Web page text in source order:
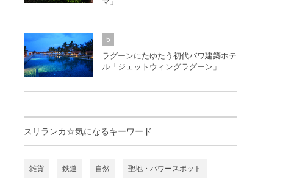
5
ラグーンにたゆたう初代バワ建築ホテ
ル「ジェットウィングラグーン」
スリランカ☆気になるキーワード
雑貨 鉄道 自然 聖地・パワースポット